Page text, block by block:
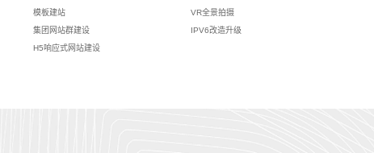
模板建站
集团网站群建设
H5响应式网站建设
VR全景拍摄
IPV6改造升级